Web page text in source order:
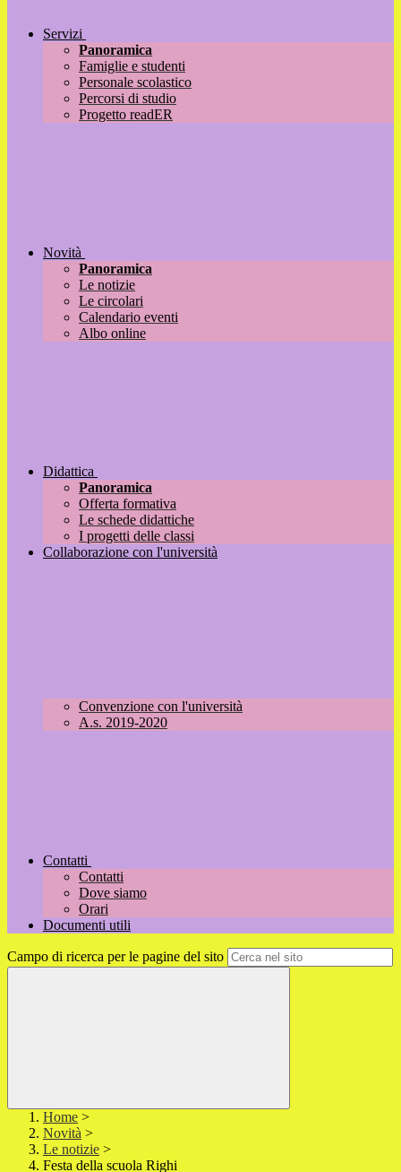
Servizi
Panoramica
Famiglie e studenti
Personale scolastico
Percorsi di studio
Progetto readER
Novità
Panoramica
Le notizie
Le circolari
Calendario eventi
Albo online
Didattica
Panoramica
Offerta formativa
Le schede didattiche
I progetti delle classi
Collaborazione con l'università
Convenzione con l'università
A.s. 2019-2020
Contatti
Contatti
Dove siamo
Orari
Documenti utili
Campo di ricerca per le pagine del sito
Home >
Novità >
Le notizie >
Festa della scuola Righi